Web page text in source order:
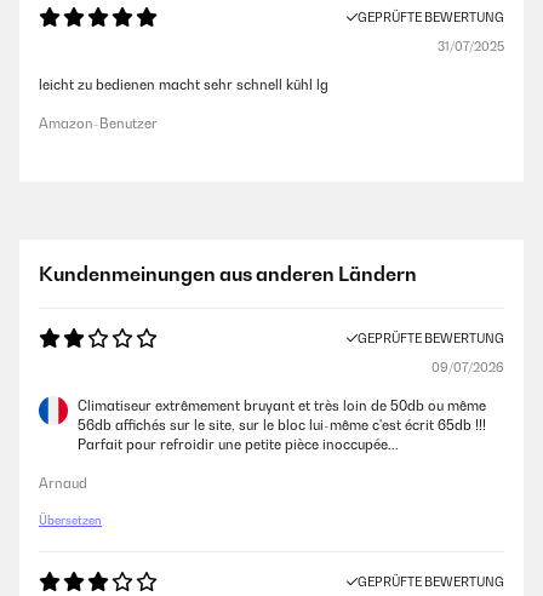
GEPRÜFTE BEWERTUNG
31/07/2025
leicht zu bedienen macht sehr schnell kühl lg
Amazon-Benutzer
Kundenmeinungen aus anderen Ländern
GEPRÜFTE BEWERTUNG
09/07/2026
Climatiseur extrêmement bruyant et très loin de 50db ou même
56db affichés sur le site, sur le bloc lui-même c'est écrit 65db !!!
Parfait pour refroidir une petite pièce inoccupée...
Arnaud
Übersetzen
GEPRÜFTE BEWERTUNG